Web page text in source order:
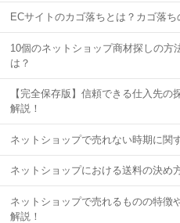
ECサイトのカゴ落ちとは？カゴ落
10個のネットショップ商材探しの方
は？
【完全保存版】信頼できる仕入先
解説！
ネットショップで売れない時期に関
ネットショップにおける送料の決め
ネットショップで売れるものの特徴
解説！